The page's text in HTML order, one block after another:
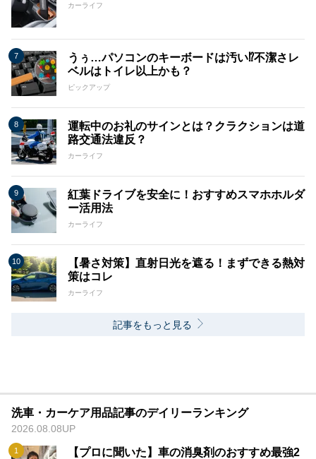
カーライフ
うぅ…パソコンのキーボードは汚い⁉不潔さレ
ベルはトイレ以上かも？
ピックアップ
運転中のお礼のサインとは？クラクションは道
路交通法違反？
カーライフ
紅葉ドライブを安全に！おすすめスマホホルダ
ー活用法
カーライフ
【暑さ対策】直射日光を遮る！まずできる熱対
策はコレ
カーライフ
記事をもっと見る
洗車・カーケア用品記事のデイリーランキング
2026.08.08UP
【プロに聞いた】車の消臭剤のおすすめ最強2